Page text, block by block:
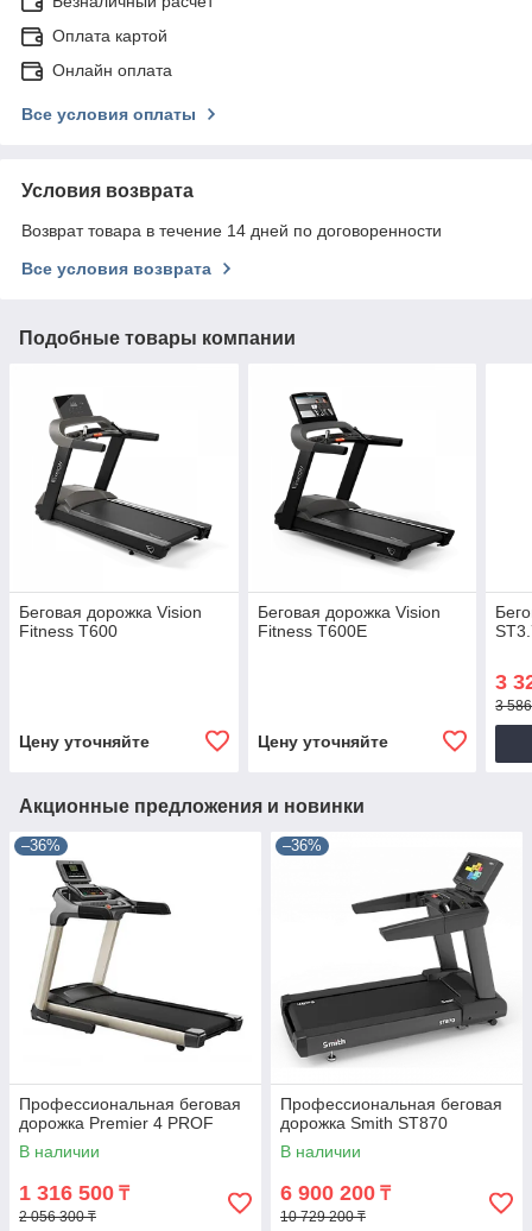
Оплата картой
Онлайн оплата
Все условия оплаты
Условия возврата
Возврат товара в течение 14 дней по договоренности
Все условия возврата
Подобные товары компании
Беговая дорожка Vision
Fitness T600
Цену уточняйте
Беговая дорожка Vision
Fitness T600E
Цену уточняйте
3
3
Акционные предложения и новинки
–36%
Профессиональная беговая
дорожка Premier 4 PROF
В наличии
1 316 500 ₸
2 056 300 ₸
–36%
Профессиональная беговая
дорожка Smith ST870
В наличии
6 900 200 ₸
10 729 200 ₸